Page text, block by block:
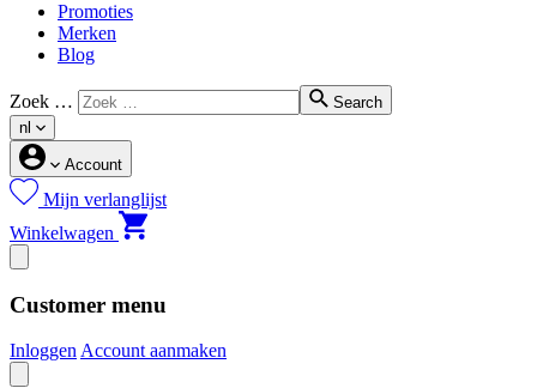
Promoties
Merken
Blog
Zoek …
Search
nl
Account
Mijn verlanglijst
Winkelwagen
Customer menu
InloggenAccount aanmaken